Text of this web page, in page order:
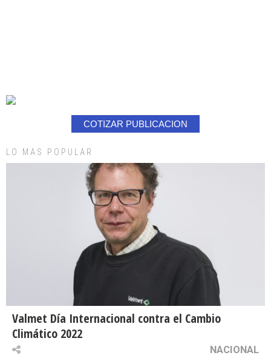
COTIZAR PUBLICACION
LO MAS POPULAR
Valmet Día Internacional contra el Cambio
Climático 2022
NACIONAL